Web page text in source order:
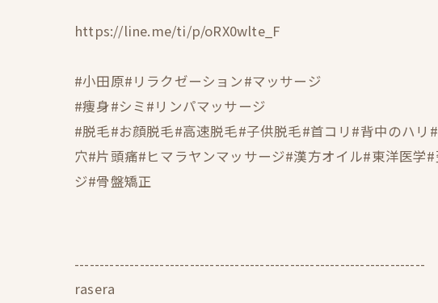
https://line.me/ti/p/oRX0wlte_F
#小田原#リラクゼーション#マッサージ
#痩身#シミ#リンパマッサージ
#脱毛#お顔脱毛#高速脱毛#子供脱毛#首コリ#背中のハ
穴#片頭痛#ヒマラヤンマッサージ#漢方オイル#東洋医
ジ#骨盤矯正
----------------------------------------------------------------------
rasera